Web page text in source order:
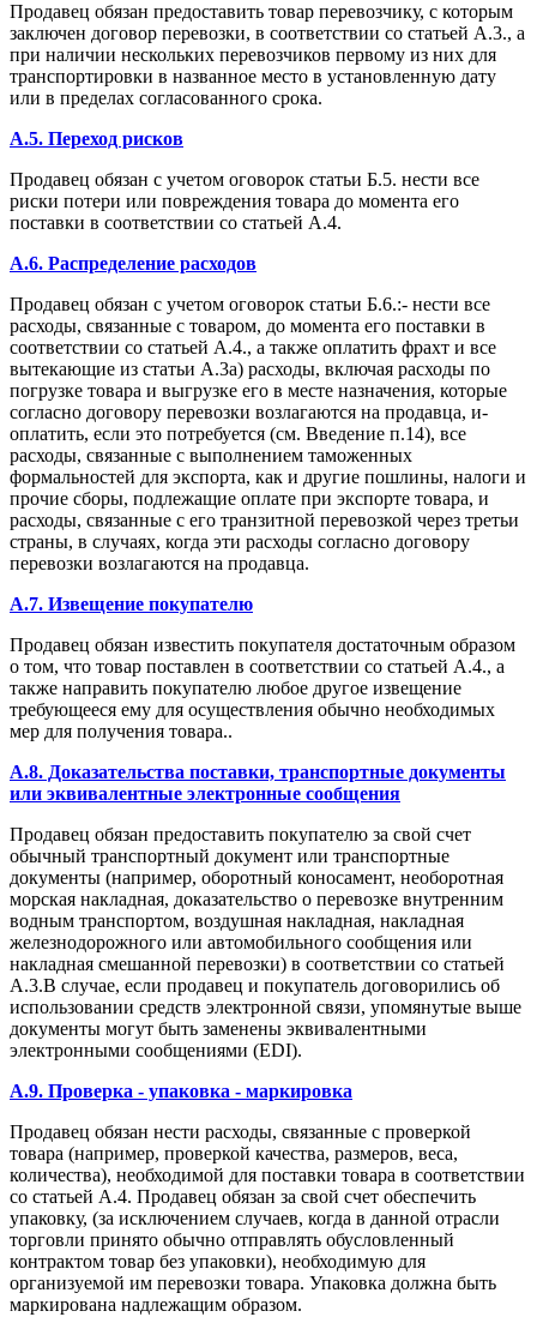
Продавец обязан предоставить товар перевозчику, с которым
заключен договор перевозки, в соответствии со статьей А.3., а
при наличии нескольких перевозчиков первому из них для
транспортировки в названное место в установленную дату
или в пределах согласованного срока.
A.5. Переход рисков
Продавец обязан с учетом оговорок статьи Б.5. нести все
риски потери или повреждения товара до момента его
поставки в соответствии со статьей А.4.
A.6. Распределение расходов
Продавец обязан с учетом оговорок статьи Б.6.:- нести все
расходы, связанные с товаром, до момента его поставки в
соответствии со статьей А.4., а также оплатить фрахт и все
вытекающие из статьи А.3а) расходы, включая расходы по
погрузке товара и выгрузке его в месте назначения, которые
согласно договору перевозки возлагаются на продавца, и-
оплатить, если это потребуется (см. Введение п.14), все
расходы, связанные с выполнением таможенных
формальностей для экспорта, как и другие пошлины, налоги и
прочие сборы, подлежащие оплате при экспорте товара, и
расходы, связанные с его транзитной перевозкой через третьи
страны, в случаях, когда эти расходы согласно договору
перевозки возлагаются на продавца.
A.7. Извещение покупателю
Продавец обязан известить покупателя достаточным образом
о том, что товар поставлен в соответствии со статьей А.4., а
также направить покупателю любое другое извещение
требующееся ему для осуществления обычно необходимых
мер для получения товара..
A.8. Доказательства поставки, транспортные документы
или эквивалентные электронные сообщения
Продавец обязан предоставить покупателю за свой счет
обычный транспортный документ или транспортные
документы (например, оборотный коносамент, необоротная
морская накладная, доказательство о перевозке внутренним
водным транспортом, воздушная накладная, накладная
железнодорожного или автомобильного сообщения или
накладная смешанной перевозки) в соответствии со статьей
А.3.В случае, если продавец и покупатель договорились об
использовании средств электронной связи, упомянутые выше
документы могут быть заменены эквивалентными
электронными сообщениями (EDI).
A.9. Проверка - упаковка - маркировка
Продавец обязан нести расходы, связанные с проверкой
товара (например, проверкой качества, размеров, веса,
количества), необходимой для поставки товара в соответствии
со статьей А.4. Продавец обязан за свой счет обеспечить
упаковку, (за исключением случаев, когда в данной отрасли
торговли принято обычно отправлять обусловленный
контрактом товар без упаковки), необходимую для
организуемой им перевозки товара. Упаковка должна быть
маркирована надлежащим образом.